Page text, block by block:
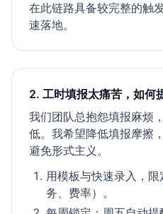
在此链路具备较完整的触
速落地。
2. 工时填报太痛苦，如何
我们团队总抱怨填报麻烦
低。我希望降低填报摩擦
避免形式主义。
用模板与快速录入，
务、费率）。